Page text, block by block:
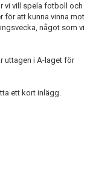
vi vill spela fotboll och
för att kunna vinna mot
något som vi
uttagen i A-laget för
ett kort inlägg.